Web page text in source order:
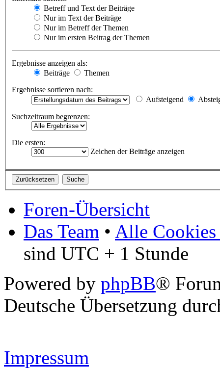
Betreff und Text der Beiträge
Nur im Text der Beiträge
Nur im Betreff der Themen
Nur im ersten Beitrag der Themen
Ergebnisse anzeigen als:
Beiträge
Themen
Ergebnisse sortieren nach:
Aufsteigend
Suchzeitraum begrenzen:
Die ersten:
Zeichen der Beiträge anzeigen
Foren-Übersicht
Das Team • Alle Cookies
sind UTC + 1 Stunde
Powered by phpBB®
Deutsche Übersetzung
Impressum